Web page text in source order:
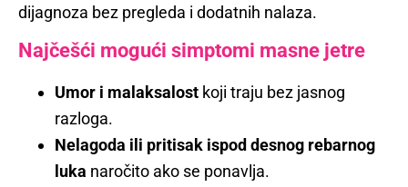
dijagnoza bez pregleda i dodatnih nalaza.
Najčešći mogući simptomi masne jetre
Umor i malaksalost koji traju bez jasnog
razloga.
Nelagoda ili pritisak ispod desnog rebarnog
luka naročito ako se ponavlja.